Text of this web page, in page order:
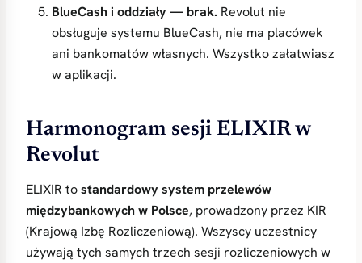
BlueCash i oddziały — brak. Revolut nie
obsługuje systemu BlueCash, nie ma placówek
ani bankomatów własnych. Wszystko załatwiasz
w aplikacji.
Harmonogram sesji ELIXIR w
Revolut
ELIXIR tostandardowy system przelewów
międzybankowych w Polsce, prowadzony przez KIR
(Krajową Izbę Rozliczeniową). Wszyscy uczestnicy
używają tych samych trzech sesji rozliczeniowych w